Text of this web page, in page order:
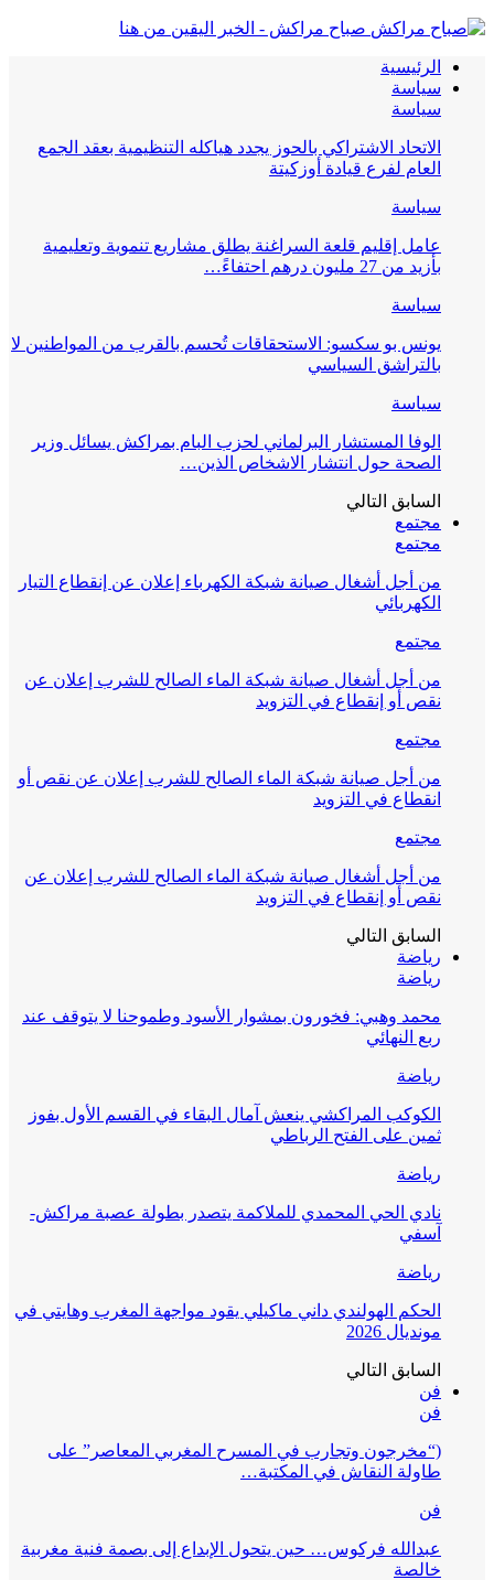
صباح مراكش - الخبر اليقين من هنا
الرئيسية
سياسة
سياسة
الاتحاد الاشتراكي بالحوز يجدد هياكله التنظيمية بعقد الجمع
العام لفرع قيادة أوزكيتة
سياسة
عامل إقليم قلعة السراغنة يطلق مشاريع تنموية وتعليمية
بأزيد من 27 مليون درهم احتفاءً…
سياسة
يونس بو سكسو: الاستحقاقات تُحسم بالقرب من المواطنين لا
بالتراشق السياسي
سياسة
الوفا المستشار البرلماني لحزب البام بمراكش يسائل وزير
الصحة حول انتشار الاشخاص الذين…
السابق التالي
مجتمع
مجتمع
من أجل أشغال صيانة شبكة الكهرباء إعلان عن إنقطاع التيار
الكهربائي
مجتمع
من أجل أشغال صيانة شبكة الماء الصالح للشرب إعلان عن
نقص أو إنقطاع في التزويد
مجتمع
من أجل صيانة شبكة الماء الصالح للشرب إعلان عن نقص أو
انقطاع في التزويد
مجتمع
من أجل أشغال صيانة شبكة الماء الصالح للشرب إعلان عن
نقص أو إنقطاع في التزويد
السابق التالي
رياضة
رياضة
محمد وهبي: فخورون بمشوار الأسود وطموحنا لا يتوقف عند
ربع النهائي
رياضة
الكوكب المراكشي ينعش آمال البقاء في القسم الأول بفوز
ثمين على الفتح الرباطي
رياضة
نادي الحي المحمدي للملاكمة يتصدر بطولة عصبة مراكش-
آسفي
رياضة
الحكم الهولندي داني ماكيلي يقود مواجهة المغرب وهايتي في
مونديال 2026
السابق التالي
فن
فن
(“مخرجون وتجارب في المسرح المغربي المعاصر” على
طاولة النقاش في المكتبة…
فن
عبدالله فركوس… حين يتحول الإبداع إلى بصمة فنية مغربية
خالصة